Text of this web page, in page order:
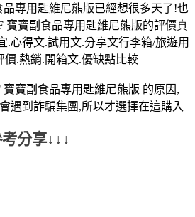
專用匙維尼熊版已經想很多天了!也
寶寶副食品專用匙維尼熊版的評價真
.心得文.試用文.分享文行李箱/旅遊用
價.熱銷.開箱文.優缺點比較
寶副食品專用匙維尼熊版 的原因,
遇到詐騙集團,所以才選擇在這購入
分享↓↓↓